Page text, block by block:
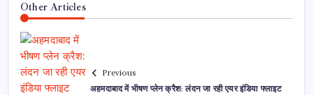
Other Articles
Previous
अहमदाबाद में भीषण प्लेन क्रैश: लंदन जा रही एयर इंडिया फ्लाइट